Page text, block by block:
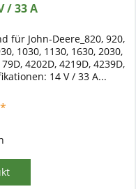
/ 33 A
für John-Deere_820, 920,
1030, 1130, 1630, 2030,
4202D, 4219D, 4239D,
14 V / 33 A...